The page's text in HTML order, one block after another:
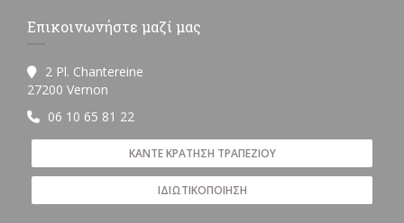
Επικοινωνήστε μαζί μας
2 Pl. Chantereine
27200 Vernon
06 10 65 81 22
ΚΆΝΤΕ ΚΡΆΤΗΣΗ ΤΡΑΠΕΖΙΟΎ
ΙΔΙΩΤΙΚΟΠΟΊΗΣΗ